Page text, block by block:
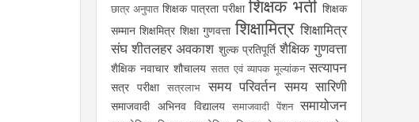
छात्र अनुपात शिक्षक पात्रता परीक्षा शिक्षक भर्ती शिक्षक
सम्मान शिक्षमित्र शिक्षा गुणवत्ता शिक्षामित्र शिक्षामित्र
संघ शीतलहर अवकाश शुल्क प्रतिपूर्ति शैक्षिक गुणवत्ता
शैक्षिक नवाचार शौचालय सतत एवं व्यापक मूल्यांकन सत्यापन
सत्र परीक्षा सत्रलाभ समय परिवर्तन समय सारिणी
समाजवादी अभिनव विद्यालय समाजवादी पेंशन समायोजन